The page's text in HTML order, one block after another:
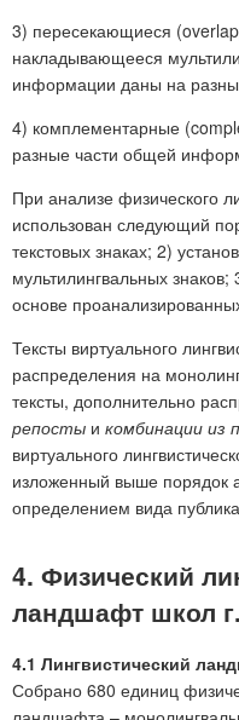
3) пересекающиеся
накладывающееся
информации даны на
4) комплементарные
разные части общей
При анализе физического
использован следующий
текстовых знаках; 2)
мультилингвальных
основе
Тексты виртуального
распределения на
тексты, дополнительно
репосты и комбинации из
виртуального
изложенный выше порядок
определением вида
4. Физический
ландшафт школ
4.1 Лингвистический
Собрано 680 единиц